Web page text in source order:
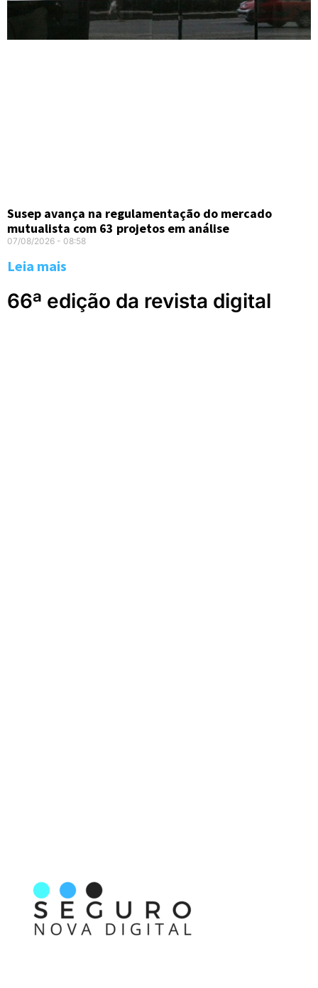
Susep avança na regulamentação do mercado
mutualista com 63 projetos em análise
07/08/2026 08:58
Leia mais
66ª edição da revista digital